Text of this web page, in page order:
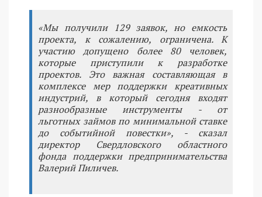
«Мы получили 129 заявок, но емкость
проекта, к сожалению, ограничена. К
участию допущено более 80 человек,
которые приступили к разработке
проектов. Это важная составляющая в
комплексе мер поддержки креативных
индустрий, в который сегодня входят
разнообразные инструменты - от
льготных займов по минимальной ставке
до событийной повестки», - сказал
директор Свердловского областного
фонда поддержки предпринимательства
Валерий Пиличев.